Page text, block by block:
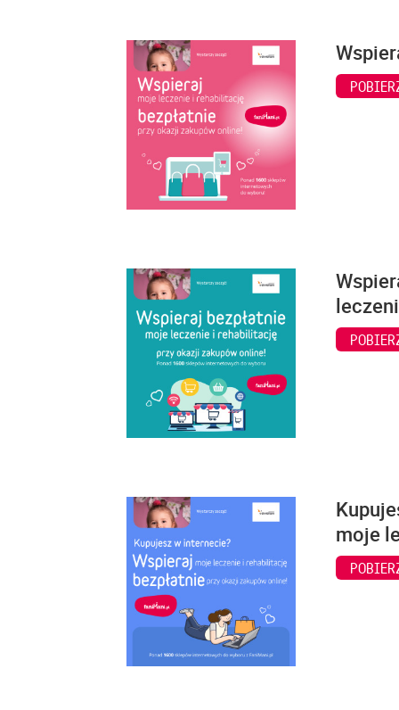
moje